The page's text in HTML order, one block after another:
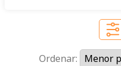
Ordenar: